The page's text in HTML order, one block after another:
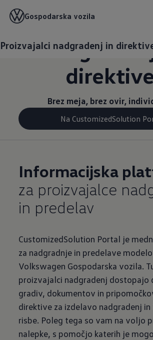
Gospodarska vozila
Proizvajalci nadgradenj in
nadgradenj
direktive
Brez meja, brez ovir,
Na CustomizedSolution
Informacijska
za proizvajalce
in predelav
CustomizedSolution Portal je
za nadgradnje in predelave
Volkswagen Gospodarska vozila.
proizvajalci nadgradenj dostopajo
gradiv, dokumentov in
direktive za izdelavo nadgradenj in
risbe. Poleg tega so vam na voljo
nalepke, s pomočjo katerih je